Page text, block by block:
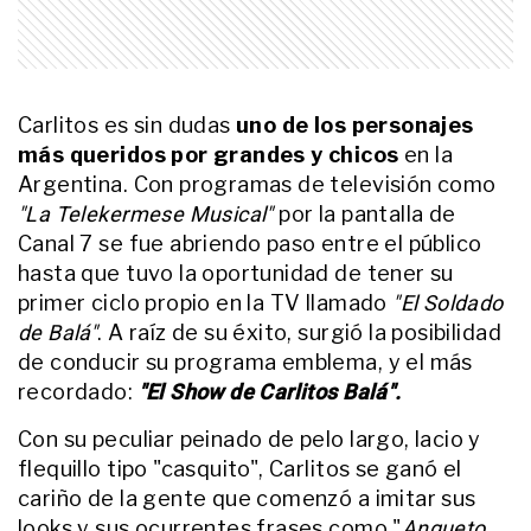
Carlitos es sin dudas uno de los personajes
más queridos por grandes y chicos en la
Argentina. Con programas de televisión como
"La Telekermese Musical"por la pantalla de
Canal 7 se fue abriendo paso entre el público
hasta que tuvo la oportunidad de tener su
primer ciclo propio en la TV llamado "El Soldado
de Balá". A raíz de su éxito, surgió la posibilidad
de conducir su programa emblema, y el más
recordado: "El Show de Carlitos Balá".
Con su peculiar peinado de pelo largo, lacio y
flequillo tipo "casquito", Carlitos se ganó el
cariño de la gente que comenzó a imitar sus
ENTRETENIMIENTO
VideoMatch y una decisión que le
cambió la forma de vivir el trabajo
ACTUALIDAD
La inspiradora historia de Valen
Rizzuti, el notero viral de OLGA
que aman los famosos: "A pesar
de mi realidad, manifesté mucho
mi presente"
ENTRETENIMIENTO
El día que Beto Casella entrevistó
a Goyo Carrizo, el amigo de
Maradona "que jugaba al fútbol
ENTRETENIMIENTO
El día que Beto Casella viajó a
cubrir el suicidio por amor de una